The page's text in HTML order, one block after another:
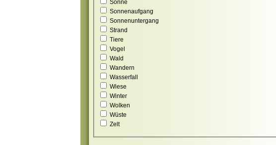
Sonne
Sonnenaufgang
Sonnenuntergang
Strand
Tiere
Vogel
Wald
Wandern
Wasserfall
Wiese
Winter
Wolken
Wüste
Zelt